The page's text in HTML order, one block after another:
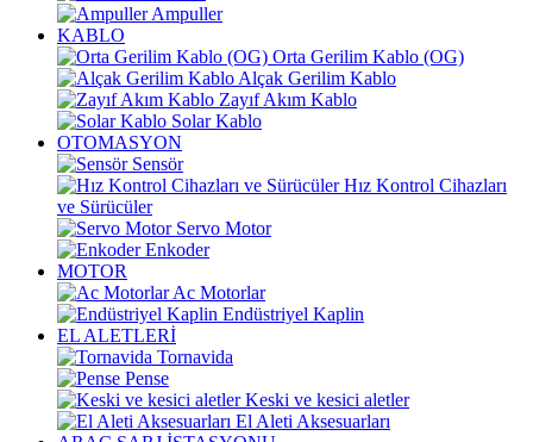
Ampuller
KABLO
Orta Gerilim Kablo (OG)
Alçak Gerilim Kablo
Zayıf Akım Kablo
Solar Kablo
OTOMASYON
Sensör
Hız Kontrol Cihazları
ve Sürücüler
Servo Motor
Enkoder
MOTOR
Ac Motorlar
Endüstriyel Kaplin
EL ALETLERİ
Tornavida
Pense
Keski ve kesici aletler
El Aleti Aksesuarları